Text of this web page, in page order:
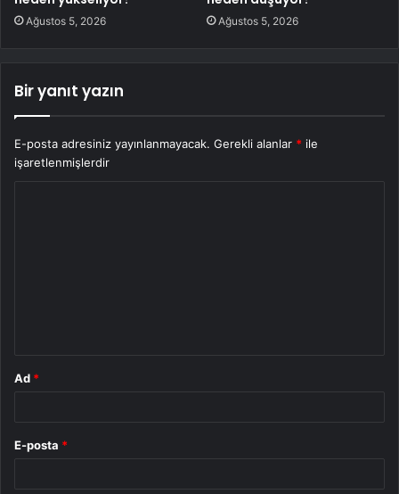
Ağustos 5, 2026 Ağustos 5, 2026
Bir yanıt yazın
E-posta adresiniz yayınlanmayacak. Gerekli alanlar * ile
işaretlenmişlerdir
Ad *
E-posta *